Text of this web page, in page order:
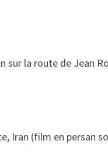
la route de Jean
Iran (film en persan